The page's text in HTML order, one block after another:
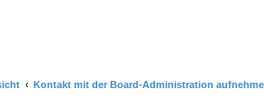
Kontakt mit der Board-Administration